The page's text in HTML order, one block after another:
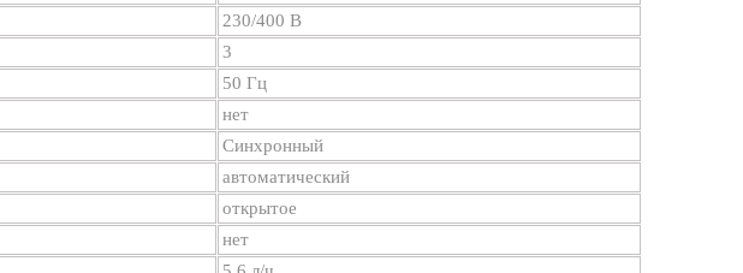
230/400 В
3
50 Гц
нет
Синхронный
автоматический
открытое
нет